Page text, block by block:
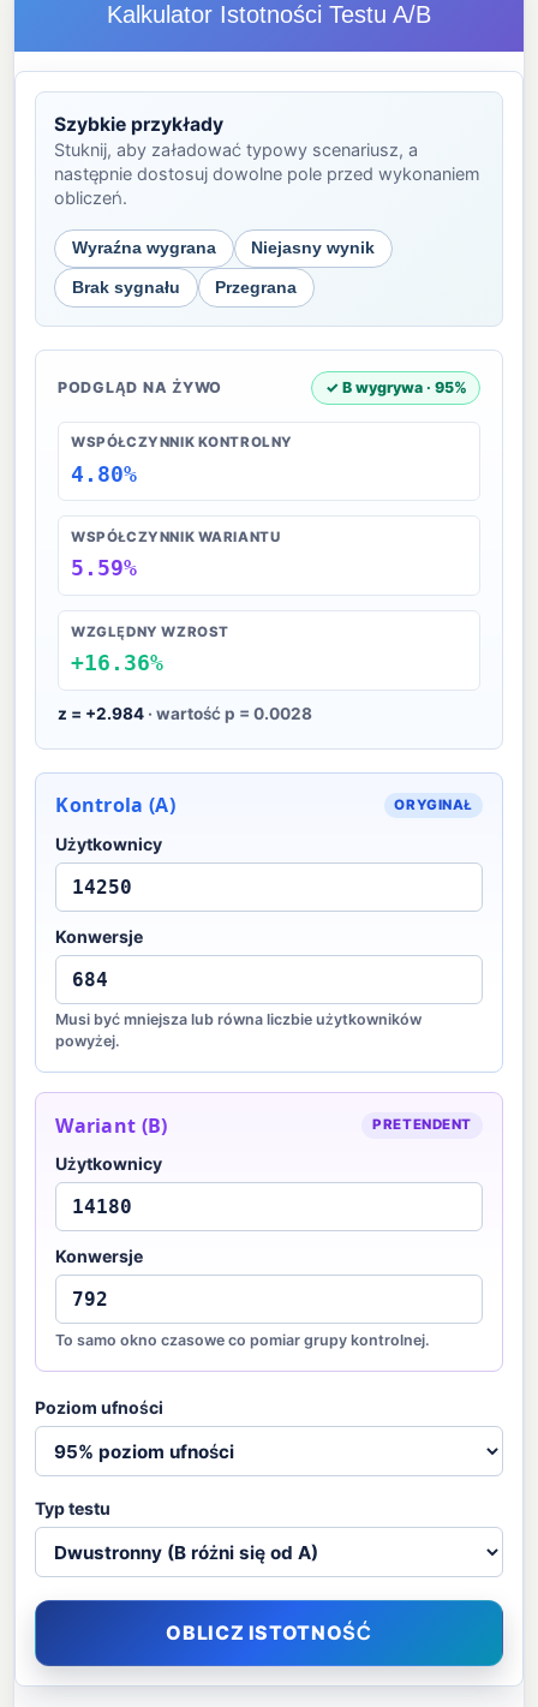
Kalkulator Istotności Testu A/B
Szybkie przykłady
Stuknij, aby załadować typowy scenariusz, a
następnie dostosuj dowolne pole przed wykonaniem
obliczeń.
Wyraźna wygrana Niejasny wynik
Brak sygnału Przegrana
PODGLĄD NA ŻYWO ✓ B wygrywa · 95%
WSPÓŁCZYNNIK KONTROLNY
4.80%
WSPÓŁCZYNNIK WARIANTU
5.59%
WZGLĘDNY WZROST
+16.36%
z = +2.984· wartość p = 0.0028
Kontrola (A) ORYGINAŁ
Użytkownicy
Konwersje
Musi być mniejsza lub równa liczbie użytkowników
powyżej.
Wariant (B) PRETENDENT
Użytkownicy
Konwersje
To samo okno czasowe co pomiar grupy kontrolnej.
Poziom ufności
Typ testu
OBLICZ ISTOTNOŚĆ